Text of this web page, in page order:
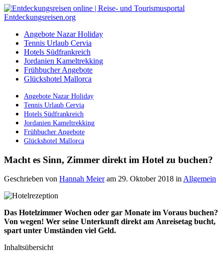
Angebote Nazar Holiday
Tennis Urlaub Cervia
Hotels Südfrankreich
Jordanien Kameltrekking
Frühbucher Angebote
Glückshotel Mallorca
Angebote Nazar Holiday
Tennis Urlaub Cervia
Hotels Südfrankreich
Jordanien Kameltrekking
Frühbucher Angebote
Glückshotel Mallorca
Macht es Sinn, Zimmer direkt im Hotel zu buchen?
Geschrieben von Hannah Meier am 29. Oktober 2018 inAllgemein
Das Hotelzimmer Wochen oder gar Monate im Voraus buchen?
Von wegen! Wer seine Unterkunft direkt am Anreisetag bucht,
spart unter Umständen viel Geld.
Inhaltsübersicht